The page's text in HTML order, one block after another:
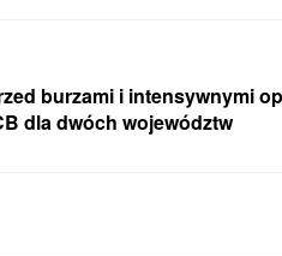
burzami i intensywnymi
dla dwóch województw